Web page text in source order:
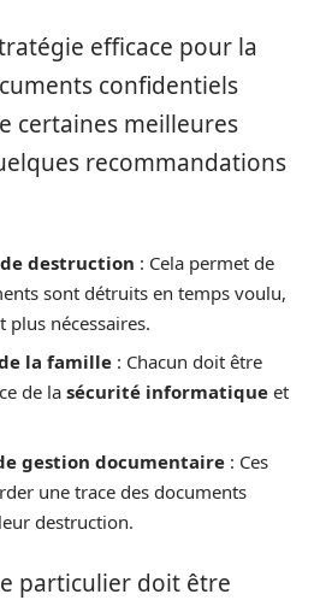
efficace pour la
confidentiels
certaines meilleures
recommandations
destruction : Cela permet de
sont détruits en temps voulu,
nécessaires.
la famille : Chacun doit être
de la sécurité informatique et
gestion documentaire : Ces
une trace des documents
destruction.
particulier doit être